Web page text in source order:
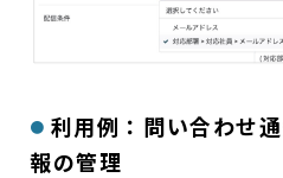
利用例：問い合わせ
報の管理